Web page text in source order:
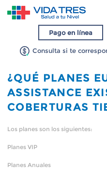
Pago en línea
Consulta si te
¿QUÉ PLANES
ASSISTANCE
COBERTURAS
Los planes son los siguientes:
Planes VIP
Planes Anuales